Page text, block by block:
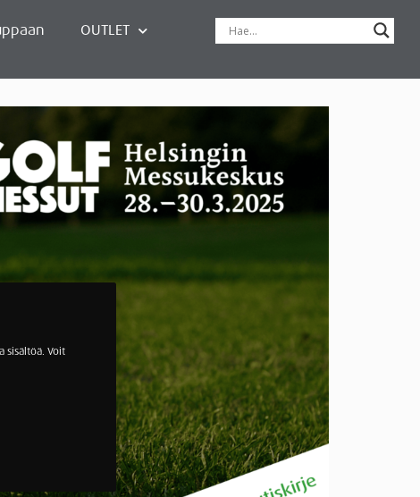
OUTLET
sisältöä. Voit